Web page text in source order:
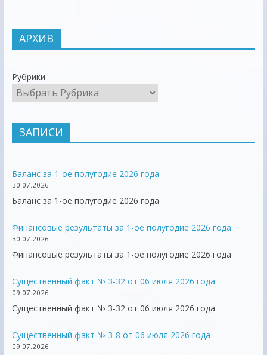
АРХИВ
Рубрики
ЗАПИСИ
Баланс за 1-ое полугодие 2026 года
30.07.2026
Баланс за 1-ое полугодие 2026 года
Финансовые результаты за 1-ое полугодие 2026 года
30.07.2026
Финансовые результаты за 1-ое полугодие 2026 года
Существенный факт № 3-32 от 06 июля 2026 года
09.07.2026
Существенный факт № 3-32 от 06 июля 2026 года
Существенный факт № 3-8 от 06 июля 2026 года
09.07.2026